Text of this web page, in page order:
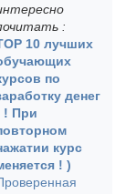
:
10 лучших
по
денег
! При
курс
! )